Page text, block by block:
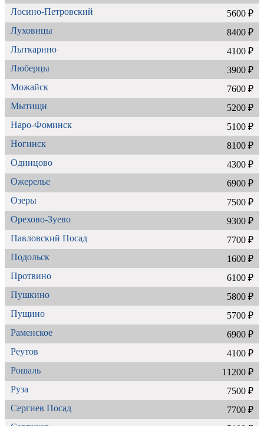
Лосино-Петровский
5600 ₽
Луховицы
8400 ₽
Лыткарино
4100 ₽
Люберцы
3900 ₽
Можайск
7600 ₽
Мытищи
5200 ₽
Наро-Фоминск
5100 ₽
Ногинск
8100 ₽
Одинцово
4300 ₽
Ожерелье
6900 ₽
Озеры
7500 ₽
Орехово-Зуево
9300 ₽
Павловский Посад
7700 ₽
Подольск
1600 ₽
Протвино
6100 ₽
Пушкино
5800 ₽
Пущино
5700 ₽
Раменское
6900 ₽
Реутов
4100 ₽
Рошаль
11200 ₽
Руза
7500 ₽
Сергиев Посад
7700 ₽